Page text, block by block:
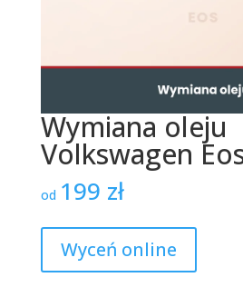
Wymiana oleju
Volkswagen
od 199 zł
Wyceń online